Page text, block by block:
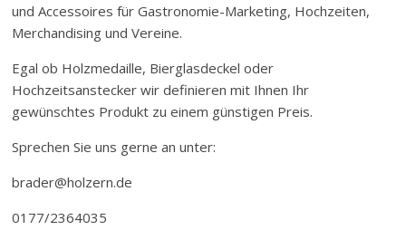
und Accessoires für Gastronomie-Marketing, Hochzeiten,
Merchandising und Vereine.
Egal ob Holzmedaille, Bierglasdeckel oder
Hochzeitsanstecker wir definieren mit Ihnen Ihr
gewünschtes Produkt zu einem günstigen Preis.
Sprechen Sie uns gerne an unter:
brader@holzern.de
0177/2364035